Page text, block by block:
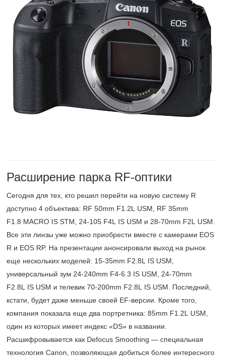
Расширение парка RF-оптики
Сегодня для тех, кто решил перейти на новую систему R
доступно 4 объектива: RF 50mm F1.2L USM, RF 35mm
F1.8 MACRO IS STM, 24-105 F4L IS USM и 28-70mm F2L USM.
Все эти линзы уже можно приобрести вместе с камерами EOS
R и EOS RP. На презентации анонсировали выход на рынок
еще нескольких моделей: 15-35mm F2.8L IS USM,
универсальный зум 24-240mm F4-6.3 IS USM, 24-70mm
F2.8L IS USM и телевик 70-200mm F2.8L IS USM. Последний,
кстати, будет даже меньше своей EF-версии. Кроме того,
компания показала еще два портретника: 85mm F1.2L USM,
один из которых имеет индекс «DS» в названии.
Расшифровывается как Defocus Smoothing — специальная
технология Canon, позволяющая добиться более интересного